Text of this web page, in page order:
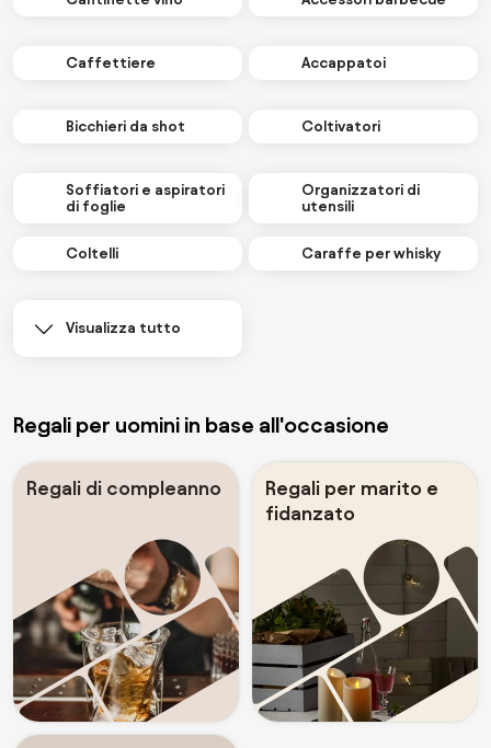
Caffettiere Accappatoi
Bicchieri da shot Coltivatori
Soffiatori e aspiratori
di foglie
Organizzatori di
utensili
Coltelli Caraffe per whisky
Visualizza tutto
Regali per uomini in base all'occasione
Regali di compleanno
Regali per marito e
fidanzato